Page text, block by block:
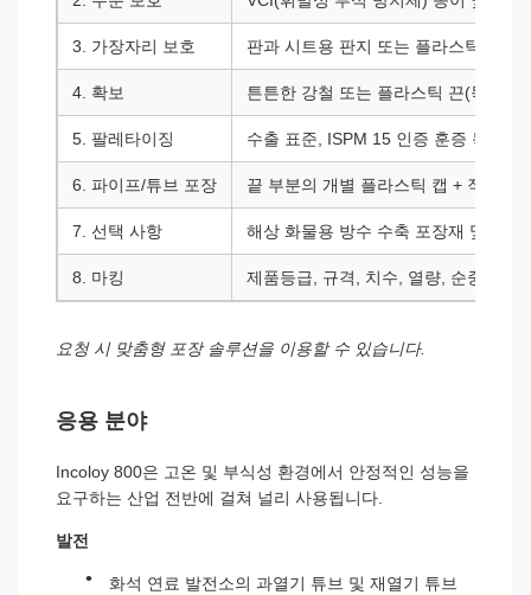
3. 가장자리 보호 판과 시트용 판지 또는 플라스틱 가장
4. 확보 튼튼한 강철 또는 플라스틱 끈(묶음당
5. 팔레타이징 수출 표준, ISPM 15 인증 훈증 목재 팔
6. 파이프/튜브 포장 끝 부분의 개별 플라스틱 캡 + 직물 랩
7. 선택 사항 해상 화물용 방수 수축 포장재 및 코너
8. 마킹 제품등급, 규격, 치수, 열량, 순중량
요청 시 맞춤형 포장 솔루션을 이용할 수 있습니다.
응용 분야
Incoloy 800은 고온 및 부식성 환경에서 안정적인 성능을
요구하는 산업 전반에 걸쳐 널리 사용됩니다.
발전
화석 연료 발전소의 과열기 튜브 및 재열기 튜브